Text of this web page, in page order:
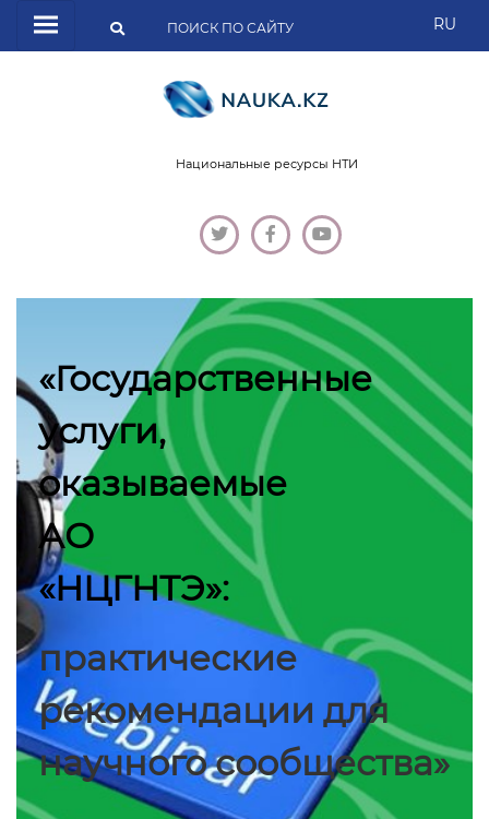
RU
Национальные ресурсы НТИ
«Государственные
услуги,
оказываемые
АО
«НЦГНТЭ»:
практические
рекомендации для
научного сообщества»